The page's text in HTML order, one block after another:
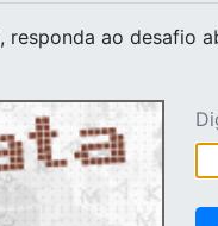
, responda ao desafio